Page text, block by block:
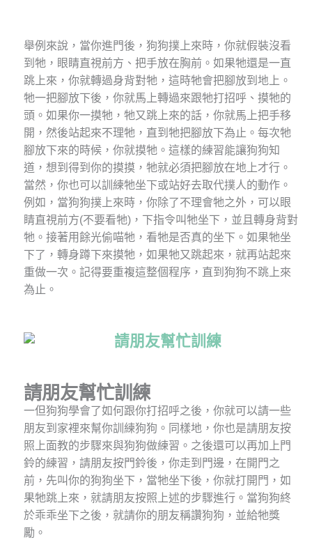
舉例來說，當你進門後，狗狗撲上來時，你就假裝沒看
到牠，眼睛直視前方、把手放在胸前。如果牠還是一直
跳上來，你就轉過身背對牠，這時牠會把腳放到地上。
牠一把腳放下後，你就馬上轉過來跟牠打招呼、摸牠的
頭。如果你一摸牠，牠又跳上來的話，你就馬上把手移
開，然後站起來不理牠，直到牠把腳放下為止。每次牠
腳放下來的時候，你就摸牠。這樣的練習能讓狗狗知
道，想到得到你的摸摸，牠就必須把腳放在地上才行。
當然，你也可以訓練牠坐下或站好去取代撲人的動作。
例如，當狗狗撲上來時，你除了不理會牠之外，可以眼
睛直視前方(不要看牠)，下指令叫牠坐下，並且轉身背對
牠。接著用餘光偷喵牠，看牠是否真的坐下。如果牠坐
下了，轉身蹲下來摸牠，如果牠又跳起來，就再站起來
重做一次。記得要重複這整個程序，直到狗狗不跳上來
為止。
請朋友幫忙訓練
一但狗狗學會了如何跟你打招呼之後，你就可以請一些
朋友到家裡來幫你訓練狗狗。同樣地，你也是請朋友按
照上面教的步驟來與狗狗做練習。之後還可以再加上門
鈴的練習，請朋友按門鈴後，你走到門邊，在開門之
前，先叫你的狗狗坐下，當牠坐下後，你就打開門，如
果牠跳上來，就請朋友按照上述的步驟進行。當狗狗終
於乖乖坐下之後，就請你的朋友稱讚狗狗，並給牠獎
勵。